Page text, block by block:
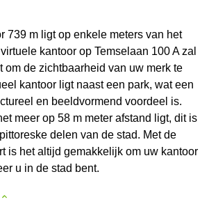
739 m ligt op enkele meters van het
kantoor op Temselaan 100 A zal
om de zichtbaarheid van uw merk te
kantoor ligt naast een park, wat een
en beeldvormend voordeel is.
meer op 58 m meter afstand ligt, dit is
delen van de stad. Met de
is het altijd gemakkelijk om uw kantoor
u in de stad bent.